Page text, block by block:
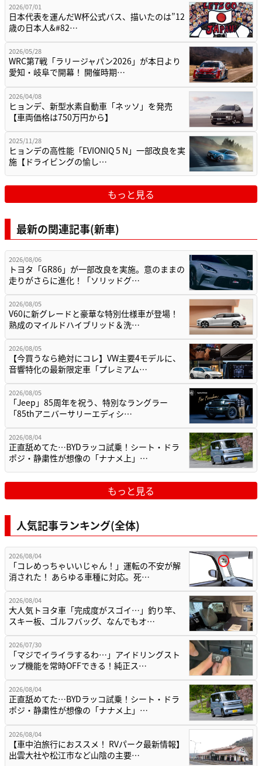
2026/07/01
日本代表を運んだW杯公式バス、描いたのは”12
歳の日本人&#82…
2026/05/28
WRC第7戦「ラリージャパン2026」が本日より
愛知・岐阜で開幕！ 開催時期…
2026/04/08
ヒョンデ、新型水素自動車「ネッソ」を発売
【車両価格は750万円から】
2025/11/28
ヒョンデの高性能「EVIONIQ 5 N」一部改良を実
施【ドライビングの愉し…
もっと見る
最新の関連記事(新車)
2026/08/06
トヨタ「GR86」が一部改良を実施。意のままの
走りがさらに進化！「ソリッドグ…
2026/08/05
V60に新グレードと豪華な特別仕様車が登場！
熟成のマイルドハイブリッド＆洗…
2026/08/05
【今買うなら絶対にコレ】VW主要4モデルに、
音響特化の最新限定車「プレミアム…
2026/08/05
「Jeep」85周年を祝う、特別なラングラー
「85thアニバーサリーエディシ…
2026/08/04
正直舐めてた…BYDラッコ試乗！シート・ドラ
ポジ・静粛性が想像の「ナナメ上」…
もっと見る
人気記事ランキング(全体)
2026/08/04
「コレめっちゃいいじゃん！」運転の不安が解
消された！ あらゆる車種に対応。死…
2026/08/04
大人気トヨタ車「完成度がスゴイ…」釣り竿、
スキー板、ゴルフバッグ、なんでもオ…
2026/07/30
「マジでイライラするわ…」アイドリングスト
ップ機能を常時OFFできる！純正ス…
2026/08/04
正直舐めてた…BYDラッコ試乗！シート・ドラ
ポジ・静粛性が想像の「ナナメ上」…
2026/08/04
【車中泊旅行におススメ！ RVパーク最新情報】
出雲大社や松江市など山陰の主要…